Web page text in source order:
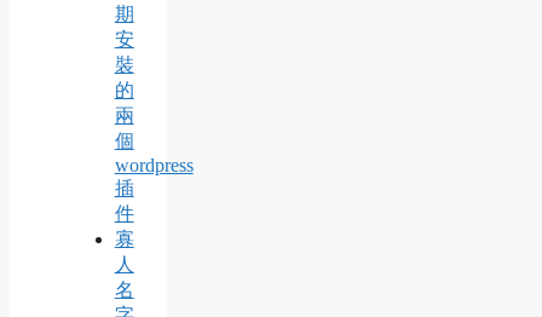
期
安
裝
的
兩
個
wordpress
插
件
寡
人
名